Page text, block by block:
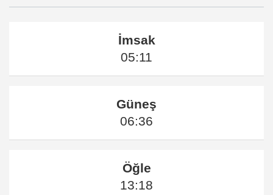
İmsak
05:11
Güneş
06:36
Öğle
13:18